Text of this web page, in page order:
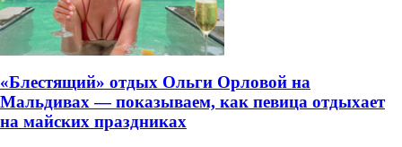
«Блестящий» отдых Ольги Орловой на
Мальдивах — показываем, как певица отдыхает
на майских праздниках